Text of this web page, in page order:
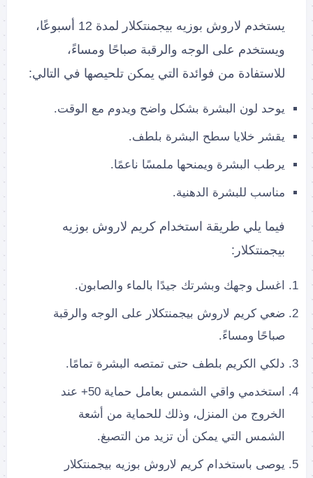
يستخدم لاروش بوزيه بيجمنتكلار لمدة 12 أسبوعًا،
ويستخدم على الوجه والرقبة صباحًا ومساءً،
للاستفادة من فوائدة التي يمكن تلحيصها في التالي:
يوحد لون البشرة بشكل واضح ويدوم مع الوقت.
يقشر خلايا سطح البشرة بلطف.
يرطب البشرة ويمنحها ملمسًا ناعمًا.
مناسب للبشرة الدهنية.
فيما يلي طريقة استخدام كريم لاروش بوزيه
بيجمنتكلار:
اغسل وجهك وبشرتك جيدًا بالماء والصابون.
ضعي كريم لاروش بيجمنتكلار على الوجه والرقبة
صباحًا ومساءً.
دلكي الكريم بلطف حتى تمتصه البشرة تمامًا.
استخدمي واقي الشمس بعامل حماية 50+ عند
الخروج من المنزل، وذلك للحماية من أشعة
الشمس التي يمكن أن تزيد من التصبغ.
يوصى باستخدام كريم لاروش بوزيه بيجمنتكلار